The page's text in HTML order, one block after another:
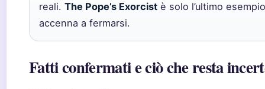
reali. The Pope’s Exorcist è solo l’ultimo
accenna a fermarsi.
Fatti confermati e ciò che resta